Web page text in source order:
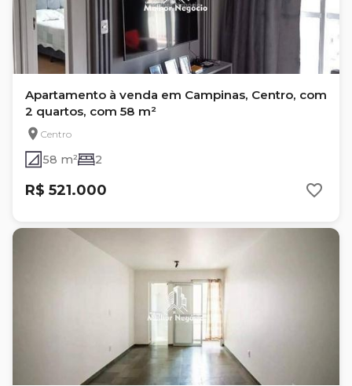
Apartamento à venda em Campinas, Centro, com
2 quartos, com 58 m²
Centro
58 m² 2
R$ 521.000